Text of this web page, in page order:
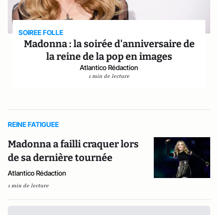
SOIREE FOLLE
Madonna : la soirée d'anniversaire de
la reine de la pop en images
Atlantico Rédaction
1 min de lecture
REINE FATIGUEE
Madonna a failli craquer lors
de sa dernière tournée
Atlantico Rédaction
1 min de lecture